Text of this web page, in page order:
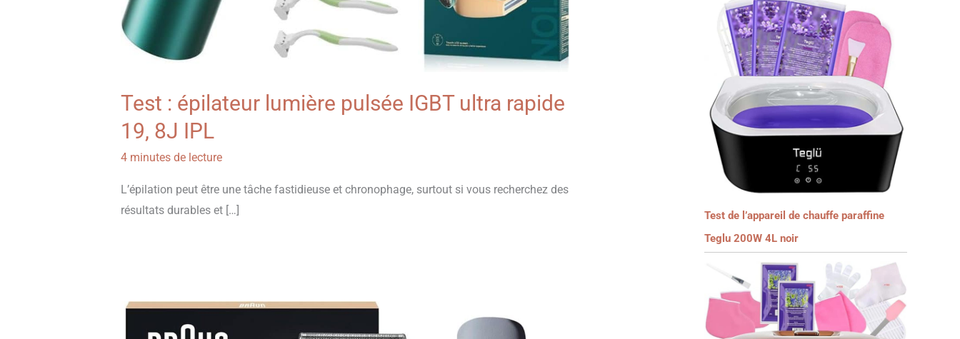
Test : épilateur lumière pulsée IGBT ultra rapide
19, 8J IPL
4 minutes de lecture
L’épilation peut être une tâche fastidieuse et chronophage, surtout si vous recherchez des
résultats durables et […]
Test de l’appareil de chauffe paraffine
Teglu 200W 4L noir